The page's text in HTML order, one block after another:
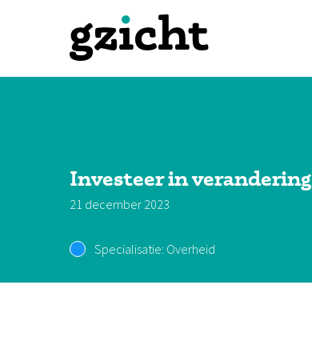
Investeer in verandering
21 december 2023
Specialisatie: Overheid